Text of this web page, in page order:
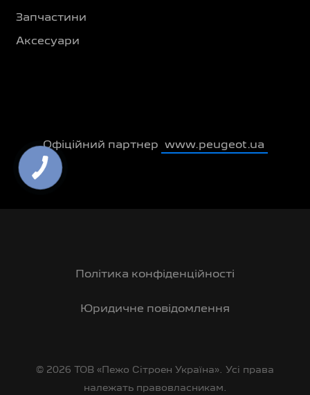
Запчастини
Аксесуари
Офіційний партнер www.peugeot.ua
Політика конфіденційності
Юридичне повідомлення
© 2026 ТОВ «Пежо Сітроен Україна». Усі права
належать правовласникам.